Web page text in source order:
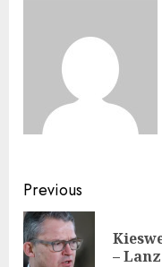
Previous
–